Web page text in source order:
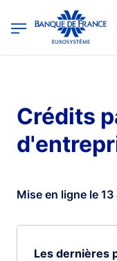
Banque de France -
Crédits
Mise en ligne le
Les dernières